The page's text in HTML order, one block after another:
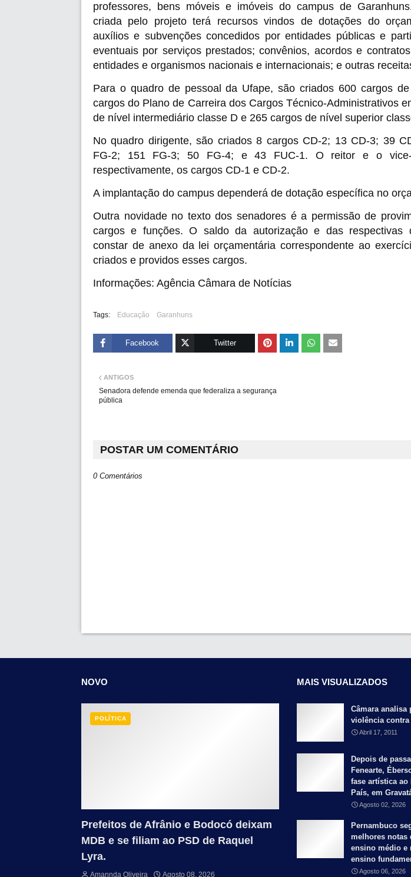
professores, bens móveis e imóveis do campus de
criada pelo projeto terá recursos vindos de dotações do
auxílios e subvenções concedidos por entidades públicas e
eventuais por serviços prestados; convênios, acordos e
entidades e organismos nacionais e internacionais; e outras
Para o quadro de pessoal da Ufape, são criados 600 cargos
cargos do Plano de Carreira dos Cargos Técnico-Administrativos
de nível intermediário classe D e 265 cargos de nível superior
No quadro dirigente, são criados 8 cargos CD-2; 13 CD-3; 39
FG-2; 151 FG-3; 50 FG-4; e 43 FUC-1. O reitor e o vice-
respectivamente, os cargos CD-1 e CD-2.
A implantação do campus dependerá de dotação específica no
Outra novidade no texto dos senadores é a permissão de
cargos e funções. O saldo da autorização e das respectivas
constar de anexo da lei orçamentária correspondente ao
criados e providos esses cargos.
Informações: Agência Câmara de Notícias
Tags: Educação Garanhuns
Facebook Twitter
ANTIGOS
Senadora defende emenda que federaliza a segurança
pública
POSTAR UM COMENTÁRIO
0 Comentários
NOVO
POLÍTICA
Prefeitos de Afrânio e Bodocó deixam
MDB e se filiam ao PSD de Raquel
Lyra.
Amannda Oliveira Agosto 08, 2026
MAIS VISUALIZADOS
Câmara analisa
violência
Abril 17, 2011
Depois de
Fenearte,
fase artística ao
País, em
Agosto 02, 2026
Pernambuco
melhores notas
ensino médio e
ensino
Agosto 06, 2026